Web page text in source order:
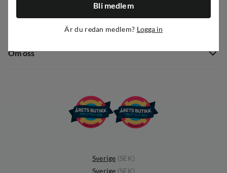
Dataskyddspolicy
Sortiment
Om oss
Sverige (SEK)
Sverige (SEK)
Bli medlem
Är du redan medlem? Logga in